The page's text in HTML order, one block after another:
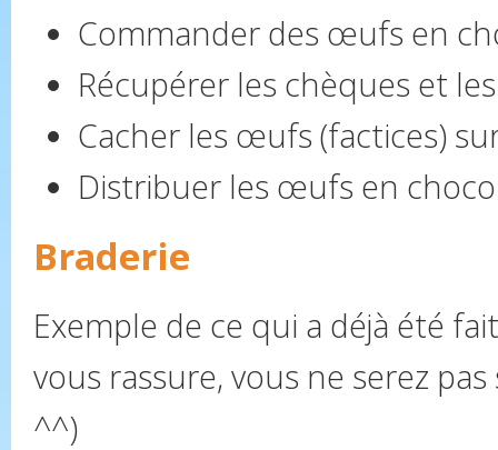
Commander des œufs en
Récupérer les chèques et
Cacher les œufs (factices)
Distribuer les œufs en
Braderie
Exemple de ce qui a déjà été
vous rassure, vous ne serez
^^)